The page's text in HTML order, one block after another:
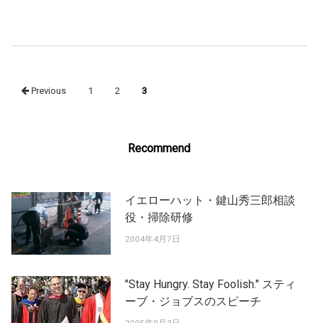
navigation
Previous 1 2 3
Recommend
イエローハット・鍵山秀三郎相談
役・掃除研修
2004年4月7日
"Stay Hungry. Stay Foolish." スティ
ーブ・ジョブスのスピーチ